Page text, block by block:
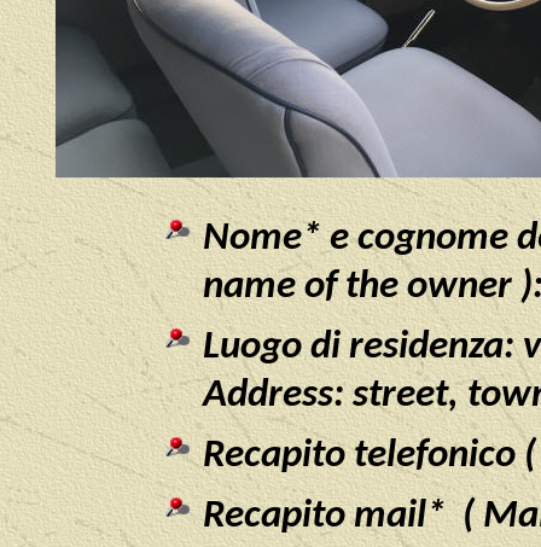
Nome* e cognome
name of the owner
Luogo di residenza:
Address: street,
Recapito telefonico
Recapito mail* (